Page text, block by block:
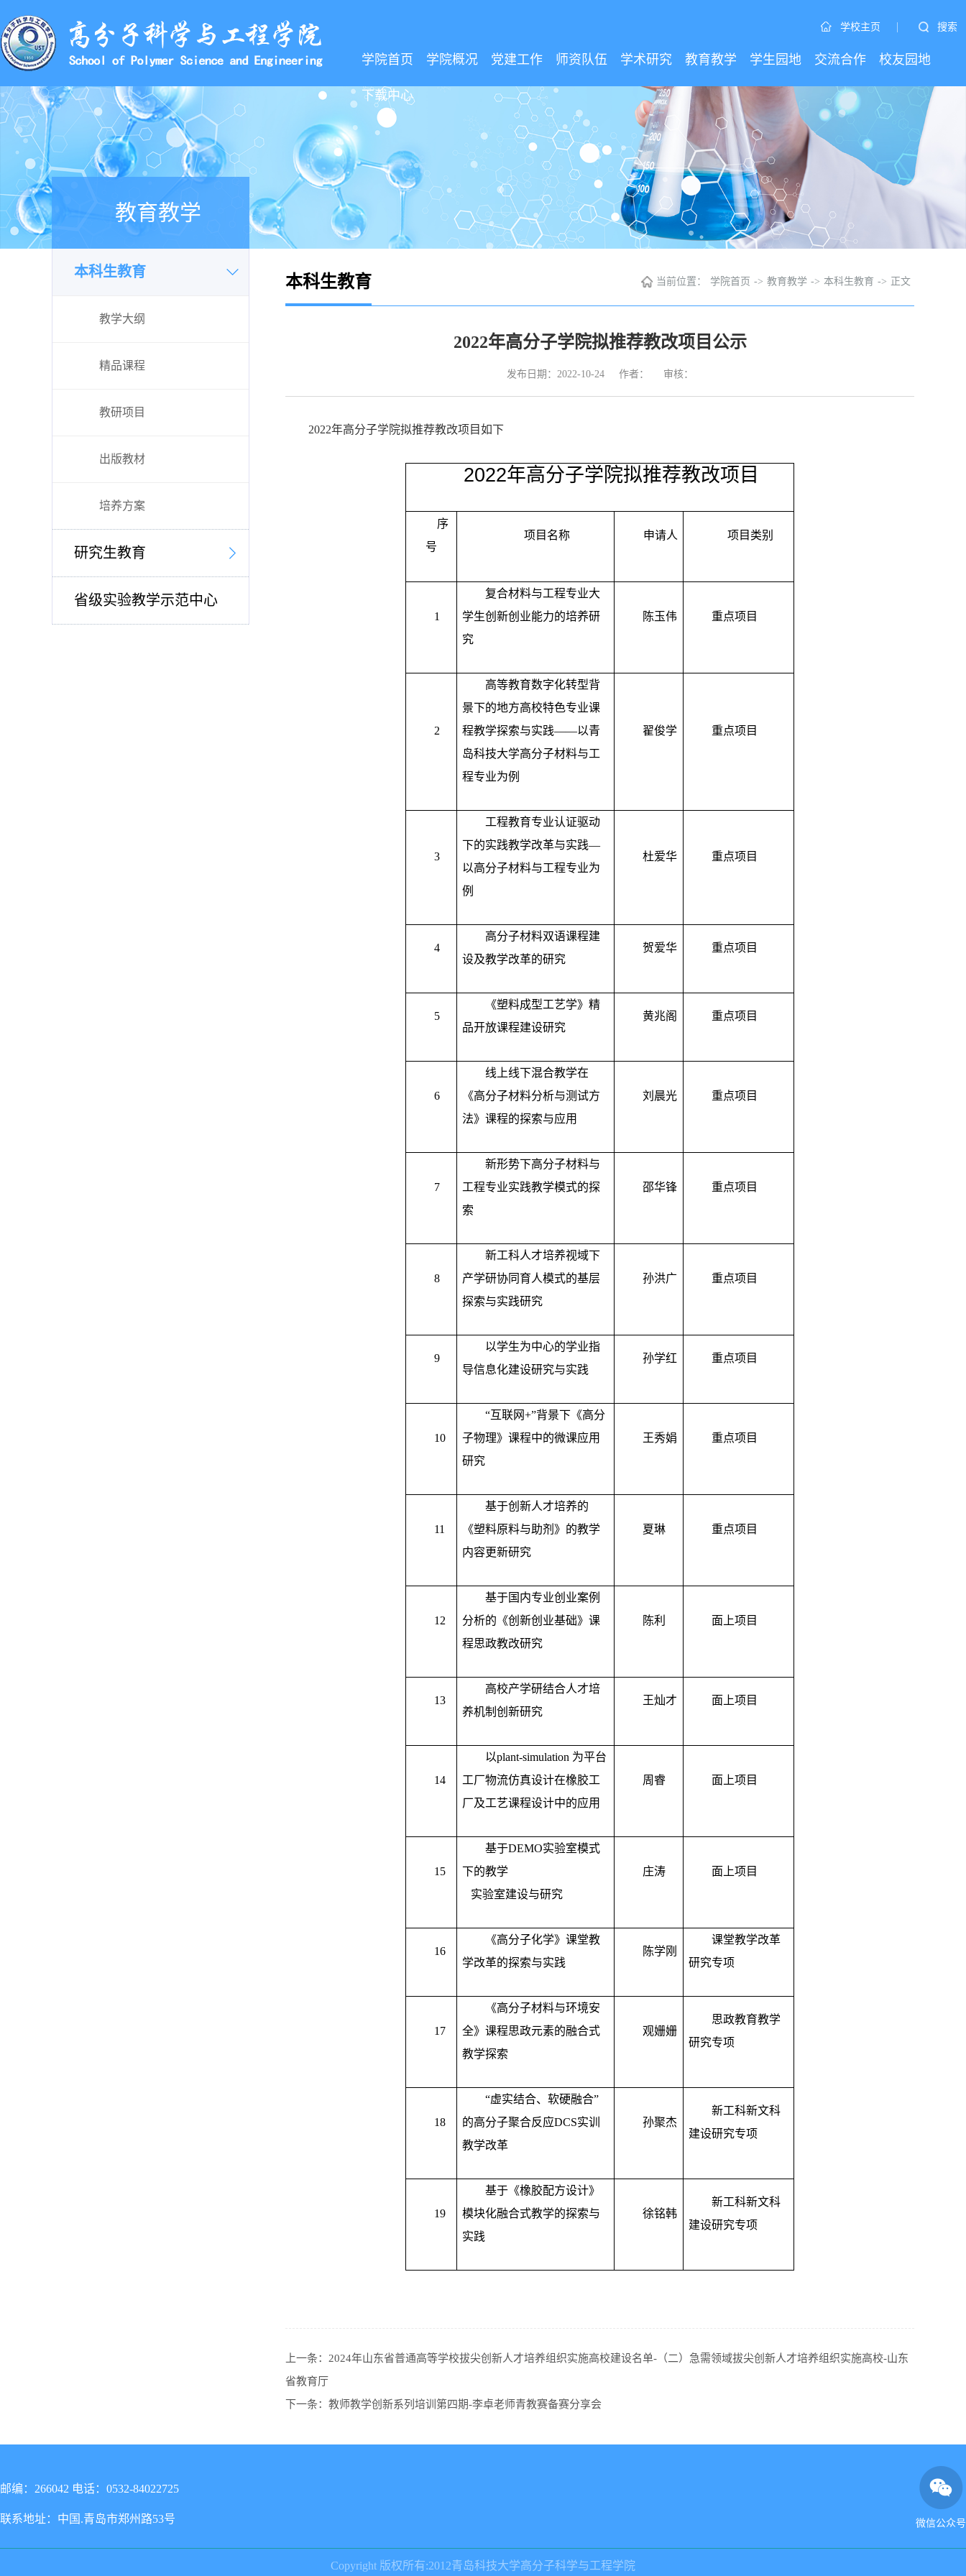
学校主页 | 搜索
学院首页 学院概况 党建工作 师资队伍 学术研究 教育教学 学生园地 交流合作 校友园地
下载中心
教育教学
本科生教育
教学大纲
精品课程
教研项目
出版教材
培养方案
研究生教育
省级实验教学示范中心
本科生教育 当前位置： 学院首页 -> 教育教学 -> 本科生教育 -> 正文
2022年高分子学院拟推荐教改项目公示
发布日期：2022-10-24 作者： 审核：
2022年高分子学院拟推荐教改项目如下
2022年高分子学院拟推荐教改项目
序
号
项目名称 申请人 项目类别
1
复合材料与工程专业大
学生创新创业能力的培养研
究
陈玉伟 重点项目
2
高等教育数字化转型背
景下的地方高校特色专业课
程教学探索与实践——以青
岛科技大学高分子材料与工
程专业为例
翟俊学 重点项目
3
工程教育专业认证驱动
下的实践教学改革与实践—
以高分子材料与工程专业为
例
杜爱华 重点项目
4
高分子材料双语课程建
设及教学改革的研究
贺爱华 重点项目
5
《塑料成型工艺学》精
品开放课程建设研究
黄兆阁 重点项目
6
线上线下混合教学在
《高分子材料分析与测试方
法》课程的探索与应用
刘晨光 重点项目
7
新形势下高分子材料与
工程专业实践教学模式的探
索
邵华锋 重点项目
8
新工科人才培养视域下
产学研协同育人模式的基层
探索与实践研究
孙洪广 重点项目
9
以学生为中心的学业指
导信息化建设研究与实践
孙学红 重点项目
10
“互联网+”背景下《高分
子物理》课程中的微课应用
研究
王秀娟 重点项目
11
基于创新人才培养的
《塑料原料与助剂》的教学
内容更新研究
夏琳 重点项目
12
基于国内专业创业案例
分析的《创新创业基础》课
程思政教改研究
陈利 面上项目
13
高校产学研结合人才培
养机制创新研究
王灿才 面上项目
14
以plant-simulation 为平台
工厂物流仿真设计在橡胶工
厂及工艺课程设计中的应用
周睿 面上项目
15
基于DEMO实验室模式
下的教学
实验室建设与研究
庄涛 面上项目
16
《高分子化学》课堂教
学改革的探索与实践
陈学刚
课堂教学改革
研究专项
17
《高分子材料与环境安
全》课程思政元素的融合式
教学探索
观姗姗
思政教育教学
研究专项
18
“虚实结合、软硬融合”
的高分子聚合反应DCS实训
教学改革
孙聚杰
新工科新文科
建设研究专项
19
基于《橡胶配方设计》
模块化融合式教学的探索与
实践
徐铭韩
新工科新文科
建设研究专项
上一条： 2024年山东省普通高等学校拔尖创新人才培养组织实施高校建设名单-（二）急需领域拔尖创新人才培养组织实施高校-山东
省教育厅
下一条： 教师教学创新系列培训第四期-李卓老师青教赛备赛分享会
邮编：266042 电话：0532-84022725
联系地址：中国.青岛市郑州路53号 微信公众号
Copyright 版权所有:2012青岛科技大学高分子科学与工程学院